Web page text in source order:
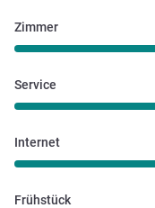
Zimmer
Service
Internet
Frühstück